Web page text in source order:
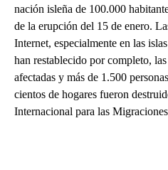
nación isleña de 100.000
de la erupción del 15 de enero.
Internet, especialmente en las
han restablecido por completo,
afectadas y más de 1.500
cientos de hogares fueron
Internacional para las